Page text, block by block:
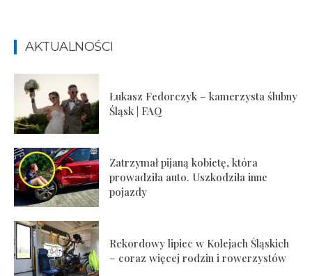
AKTUALNOŚCI
Łukasz Fedorczyk – kamerzysta ślubny
Śląsk | FAQ
Zatrzymał pijaną kobietę, która
prowadziła auto. Uszkodziła inne
pojazdy
Rekordowy lipiec w Kolejach Śląskich
– coraz więcej rodzin i rowerzystów